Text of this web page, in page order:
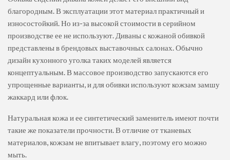
благородным. В эксплуатации этот материал практичный и
износостойкий. Но из-за высокой стоимости в серийном
производстве ее не используют. Диваны с кожаной обивкой
представлены в брендовых выставочных салонах. Обычно
дизайн кухонного уголка таких моделей является
концептуальным. В массовое производство запускаются его
упрощенные варианты, и для обивки используют кожзам замшу
жаккард или флок.
Натуральная кожа и ее синтетический заменитель имеют почти
такие же показатели прочности. В отличие от тканевых
материалов, кожзам не впитывает влагу, поэтому его можно
мыть.